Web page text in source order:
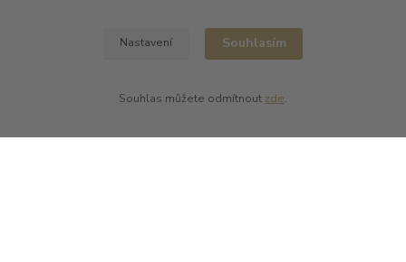
Zobrazit další výrobce →
Kde nás najdete
L PLUS - Miloslav Lerch
Nastavení Souhlasím
Souhlas můžete odmítnout zde.